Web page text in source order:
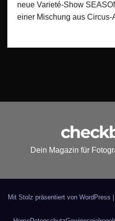
neue Varieté‑Show
einer Mischung aus
Dein Magazin für
Mit Stolz präsentiert von WordPress